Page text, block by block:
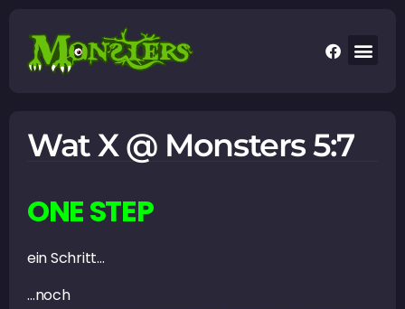
Wat X @ Monsters 5:7
ONE STEP
ein Schritt…
…noch